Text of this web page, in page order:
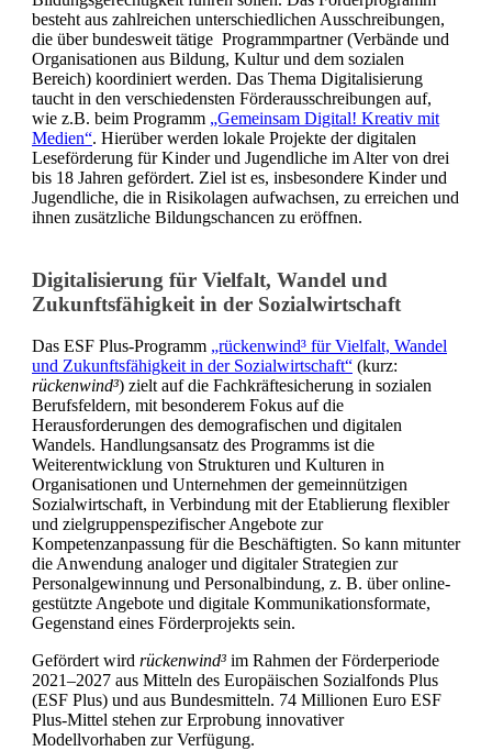
besteht aus zahlreichen unterschiedlichen Ausschreibungen,
die über bundesweit tätige Programmpartner (Verbände und
Organisationen aus Bildung, Kultur und dem sozialen
Bereich) koordiniert werden. Das Thema Digitalisierung
taucht in den verschiedensten Förderausschreibungen auf,
wie z.B. beim Programm „Gemeinsam Digital! Kreativ mit
Medien“. Hierüber werden lokale Projekte der digitalen
Leseförderung für Kinder und Jugendliche im Alter von drei
bis 18 Jahren gefördert. Ziel ist es, insbesondere Kinder und
Jugendliche, die in Risikolagen aufwachsen, zu erreichen und
ihnen zusätzliche Bildungschancen zu eröffnen.
Digitalisierung für Vielfalt, Wandel und
Zukunftsfähigkeit in der Sozialwirtschaft
Das ESF Plus-Programm „rückenwind³ für Vielfalt, Wandel
und Zukunftsfähigkeit in der Sozialwirtschaft“ (kurz:
rückenwind³) zielt auf die Fachkräftesicherung in sozialen
Berufsfeldern, mit besonderem Fokus auf die
Herausforderungen des demografischen und digitalen
Wandels. Handlungsansatz des Programms ist die
Weiterentwicklung von Strukturen und Kulturen in
Organisationen und Unternehmen der gemeinnützigen
Sozialwirtschaft, in Verbindung mit der Etablierung flexibler
und zielgruppenspezifischer Angebote zur
Kompetenzanpassung für die Beschäftigten. So kann mitunter
die Anwendung analoger und digitaler Strategien zur
Personalgewinnung und Personalbindung, z. B. über online-
gestützte Angebote und digitale Kommunikationsformate,
Gegenstand eines Förderprojekts sein.
Gefördert wird rückenwind³ im Rahmen der Förderperiode
2021–2027 aus Mitteln des Europäischen Sozialfonds Plus
(ESF Plus) und aus Bundesmitteln. 74 Millionen Euro ESF
Plus-Mittel stehen zur Erprobung innovativer
Modellvorhaben zur Verfügung.